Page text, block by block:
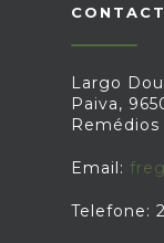
Largo
Paiva,
Remédios
Email:
Telefone: